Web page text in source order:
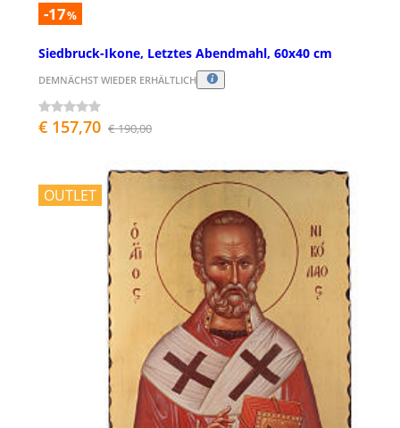
-17%
Siedbruck-Ikone, Letztes Abendmahl, 60x40 cm
DEMNÄCHST WIEDER ERHÄLTLICH
€ 157,70 € 190,00
OUTLET